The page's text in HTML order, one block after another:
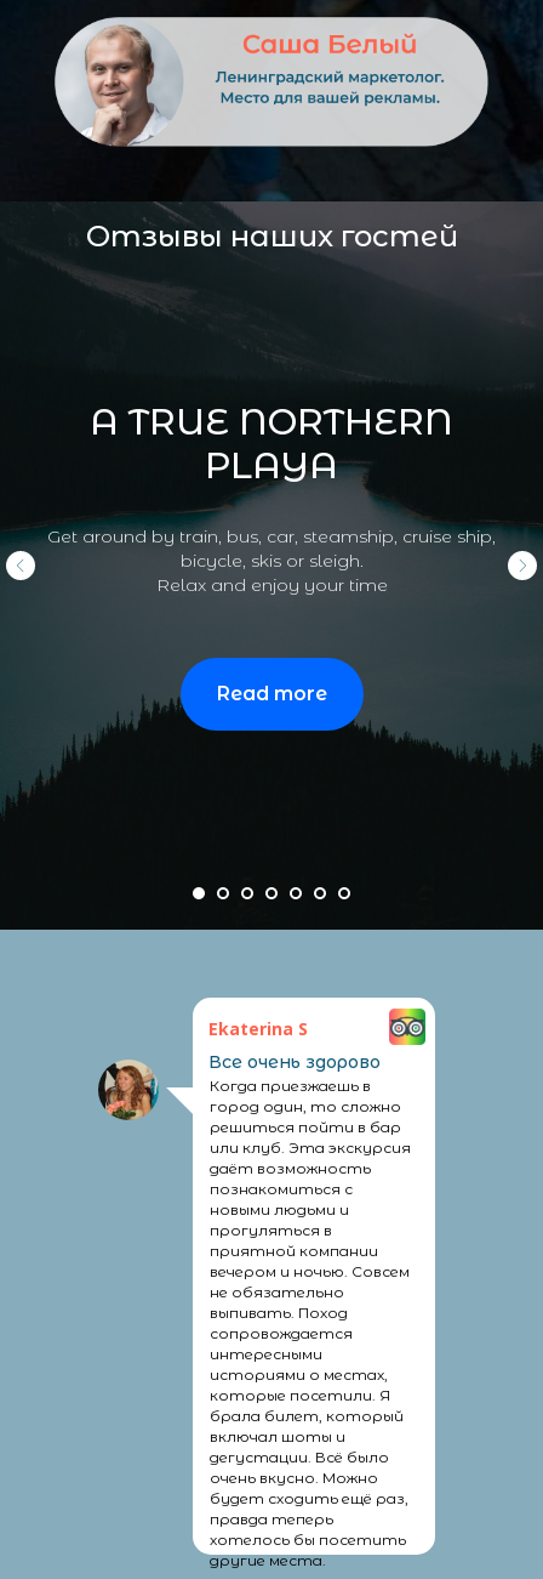
Отзывы наших гостей
A TRUE NORTHERN
PLAYA
Get around by train, bus, car, steamship, cruise ship,
bicycle, skis or sleigh.
Relax and enjoy your time
Read more
Когда приезжаешь в
город один, то сложно
решиться пойти в бар
или клуб. Эта экскурсия
даёт возможность
познакомиться с
новыми людьми и
прогуляться в
приятной компании
вечером и ночью. Совсем
не обязательно
выпивать. Поход
сопровождается
интересными
историями о местах,
которые посетили. Я
брала билет, который
включал шоты и
дегустации. Всё было
очень вкусно. Можно
будет сходить ещё раз,
правда теперь
хотелось бы посетить
другие места.
Ekaterina S
Все очень здорово